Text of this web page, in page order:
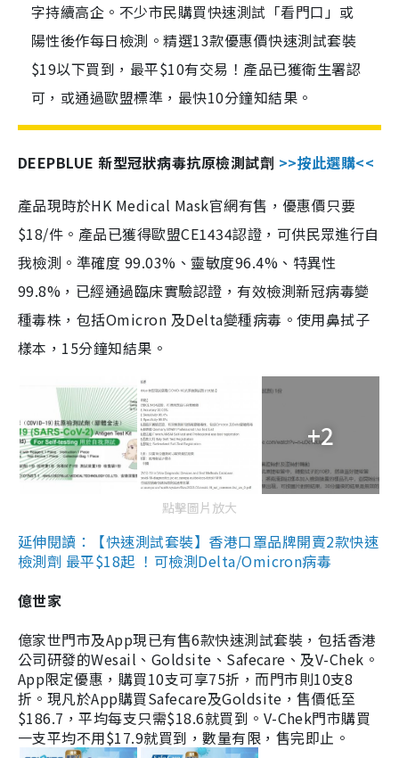
字持續高企。不少市民購買快速測試「看門口」或
陽性後作每日檢測。精選13款優惠價快速測試套裝
$19以下買到，最平$10有交易！產品已獲衛生署認
可，或通過歐盟標準，最快10分鐘知結果。
DEEPBLUE 新型冠狀病毒抗原檢測試劑 >>按此選購<<
產品現時於HK Medical Mask官網有售，優惠價只要
$18/件。產品已獲得歐盟CE1434認證，可供民眾進行自
我檢測。準確度 99.03%、靈敏度96.4%、特異性
99.8%，已經通過臨床實驗認證，有效檢測新冠病毒變
種毒株，包括Omicron 及Delta變種病毒。使用鼻拭子
樣本，15分鐘知結果。
+2
點擊圖片放大
延伸閱讀：【快速測試套裝】香港口罩品牌開賣2款快速
檢測劑 最平$18起 ！可檢測Delta/Omicron病毒
億世家
億家世門市及App現已有售6款快速測試套裝，包括香港
公司研發的Wesail、Goldsite、Safecare、及V-Chek。
App限定優惠，購買10支可享75折，而門市則10支8
折。現凡於App購買Safecare及Goldsite，售價低至
$186.7，平均每支只需$18.6就買到。V-Chek門市購買
一支平均不用$17.9就買到，數量有限，售完即止。